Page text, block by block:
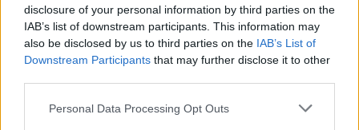
disclosure of your personal information by third parties on the
IAB’s list of downstream participants. This information may
also be disclosed by us to third parties on the IAB’s List of
Downstream Participants that may further disclose it to other
Personal Data Processing Opt Outs
Dėl skendusios baržos žuvo plaukti nemokėjusi moteris
Lietuvos diena